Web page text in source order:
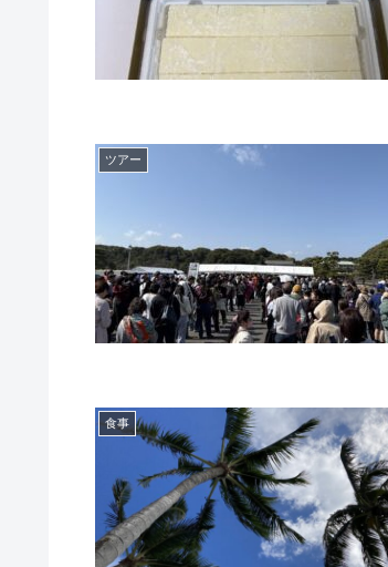
ツアー
食事